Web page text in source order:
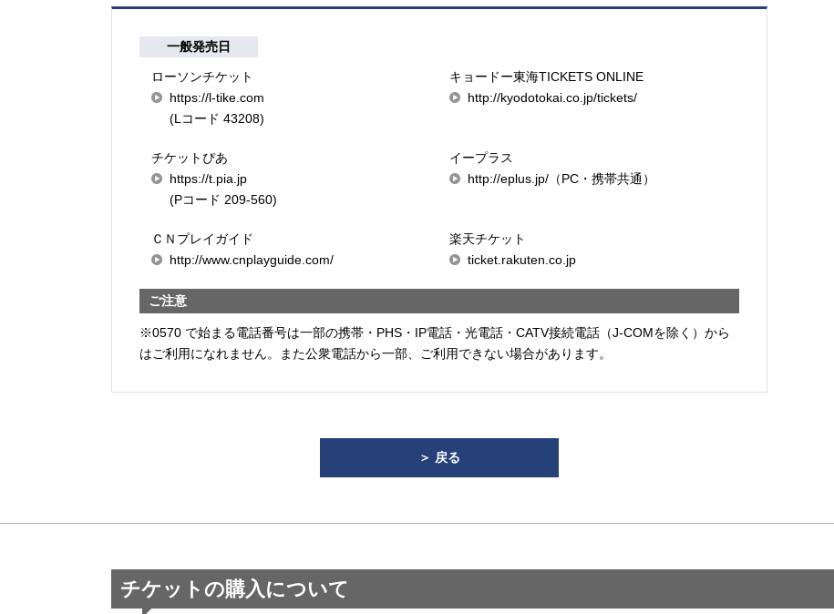
一般発売日
ローソンチケット
https://l-tike.com
(Lコード 43208)
キョードー東海TICKETS ONLINE
http://kyodotokai.co.jp/tickets/
チケットぴあ
https://t.pia.jp
(Pコード 209-560)
イープラス
http://eplus.jp/（PC・携帯共通）
ＣＮプレイガイド
http://www.cnplayguide.com/
楽天チケット
ticket.rakuten.co.jp
ご注意
※0570 で始まる電話番号は一部の携帯・PHS・IP電話・光電話・CATV接続電話（J-COMを除く）から
はご利用になれません。また公衆電話から一部、ご利用できない場合があります。
＞ 戻る
チケットの購入について